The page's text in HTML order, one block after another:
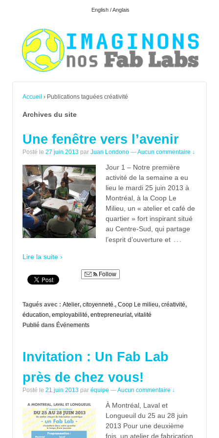
English / Anglais
Accueil › Publications taguées créativité
Archives du site
Une fenêtre vers l’avenir
Posté le 27 juin 2013 par Juan Londono —Aucun commentaire ↓
Jour 1 – Notre première
activité de la semaine a eu
lieu le mardi 25 juin 2013 à
Montréal, à la Coop Le
Milieu, un « atelier et café de
quartier » fort inspirant situé
au Centre-Sud, qui partage
l’esprit d’ouverture et …
Lire la suite ›
Follow
Tagués avec : Atelier, citoyenneté., Coop Le milieu, créativité,
éducation, employabilité, entrepreneuriat, vitalité
Publié dans Événements
Invitation : Un Fab Lab
près de chez vous!
Posté le 21 juin 2013 par équipe —Aucun commentaire ↓
À Montréal, Laval et
Longueuil du 25 au 28 juin
2013 Pour une deuxième
fois, un atelier de fabrication